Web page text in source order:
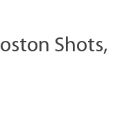
Shots,